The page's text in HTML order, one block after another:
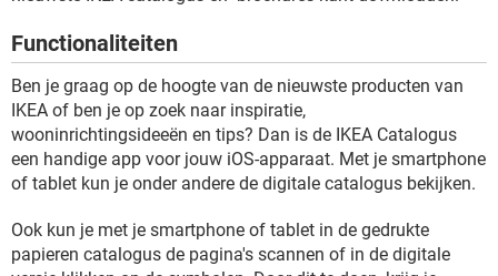
Functionaliteiten
Ben je graag op de hoogte van de nieuwste producten van
IKEA of ben je op zoek naar inspiratie,
wooninrichtingsideeën en tips? Dan is de IKEA Catalogus
een handige app voor jouw iOS-apparaat. Met je smartphone
of tablet kun je onder andere de digitale catalogus bekijken.
Ook kun je met je smartphone of tablet in de gedrukte
papieren catalogus de pagina's scannen of in de digitale